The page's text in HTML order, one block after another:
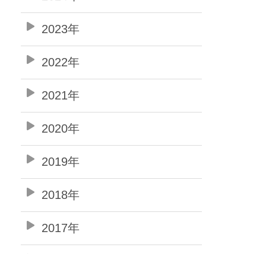
2023年
2022年
2021年
2020年
2019年
2018年
2017年